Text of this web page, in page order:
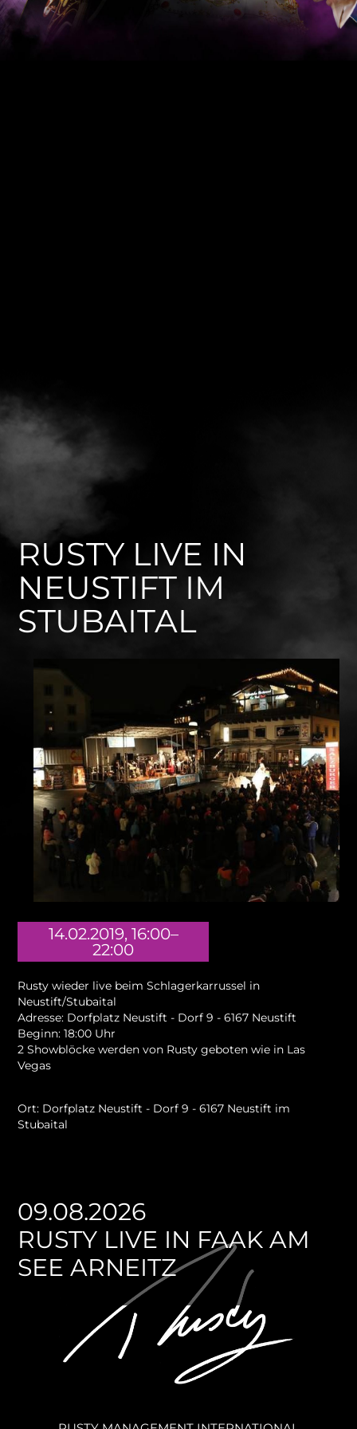
09.08.2026
RUSTY LIVE IN FAAK AM
SEE ARNEITZ
RUSTY LIVE IN
NEUSTIFT IM
STUBAITAL
14.02.2019, 16:00–
22:00
Rusty wieder live beim Schlagerkarrussel in
Neustift/Stubaital
Adresse: Dorfplatz Neustift - Dorf 9 - 6167 Neustift
Beginn: 18:00 Uhr
2 Showblöcke werden von Rusty geboten wie in Las
Vegas
Ort: Dorfplatz Neustift - Dorf 9 - 6167 Neustift im
Stubaital